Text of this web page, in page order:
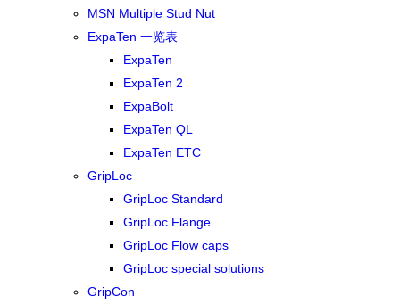
MSN Multiple Stud Nut
ExpaTen 一览表
ExpaTen
ExpaTen 2
ExpaBolt
ExpaTen QL
ExpaTen ETC
GripLoc
GripLoc Standard
GripLoc Flange
GripLoc Flow caps
GripLoc special solutions
GripCon